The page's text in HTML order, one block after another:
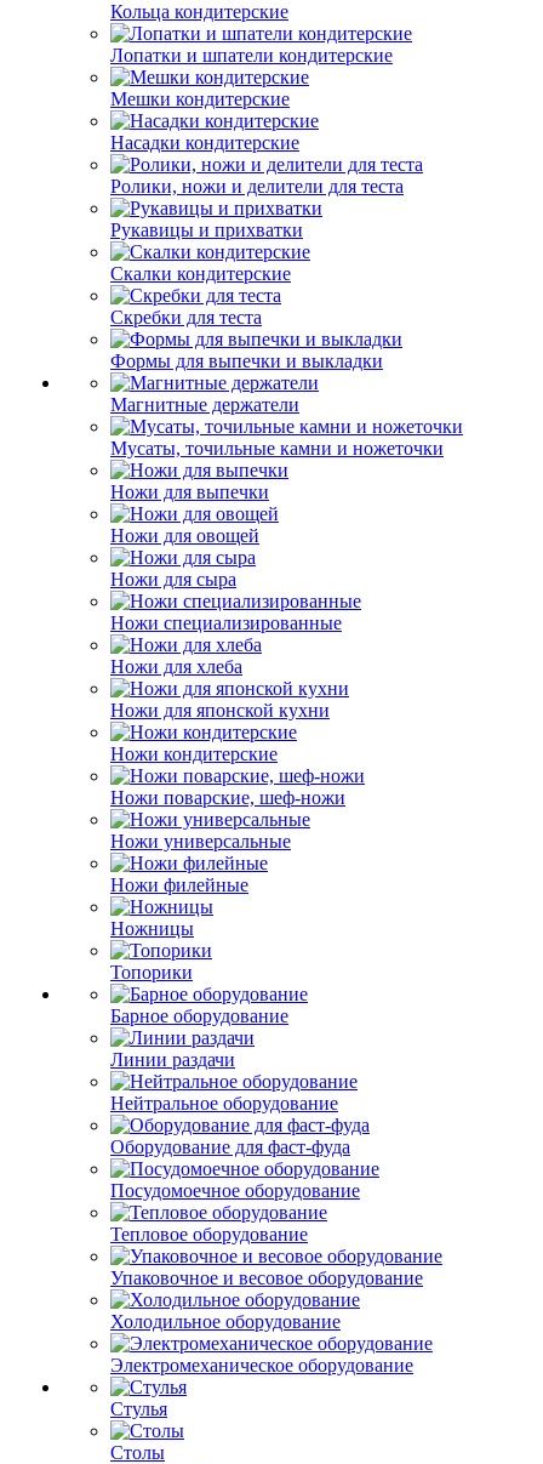
Кольца кондитерские
Лопатки и шпатели кондитерские
Мешки кондитерские
Насадки кондитерские
Ролики, ножи и делители для теста
Рукавицы и прихватки
Скалки кондитерские
Скребки для теста
Формы для выпечки и выкладки
Магнитные держатели
Мусаты, точильные камни и ножеточки
Ножи для выпечки
Ножи для овощей
Ножи для сыра
Ножи специализированные
Ножи для хлеба
Ножи для японской кухни
Ножи кондитерские
Ножи поварские, шеф-ножи
Ножи универсальные
Ножи филейные
Ножницы
Топорики
Барное оборудование
Линии раздачи
Нейтральное оборудование
Оборудование для фаст-фуда
Посудомоечное оборудование
Тепловое оборудование
Упаковочное и весовое оборудование
Холодильное оборудование
Электромеханическое оборудование
Стулья
Столы